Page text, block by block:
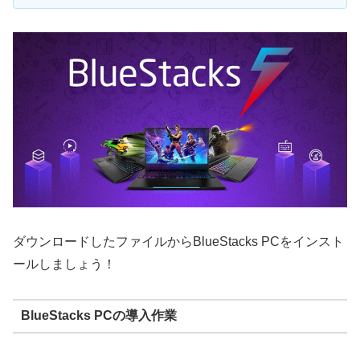
ダウンロードしたファイルからBlueStacks PCをインスト
ールしましょう！
BlueStacks PCの導入作業